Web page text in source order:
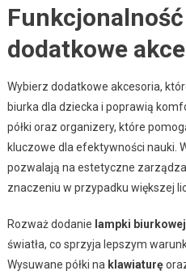
dodatkowe
Wybierz dodatkowe akcesoria,
biurka dla dziecka i poprawią
półki oraz organizery, które
kluczowe dla efektywności nauki.
pozwalają na estetyczne
znaczeniu w przypadku większej
Rozważ dodanie lampki biurkowej
światła, co sprzyja lepszym
Wysuwane półki na klawiaturę